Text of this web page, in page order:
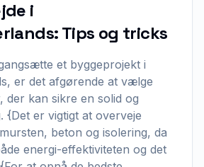
i
Tips og tricks
et byggeprojekt i
er det afgørende at vælge
der kan sikre en solid og
{Det er vigtigt at overveje
beton og isolering, da
energi-effektiviteten og det